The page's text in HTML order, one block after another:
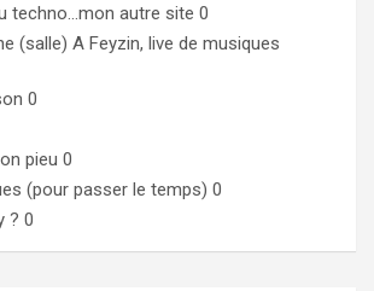
techno…mon autre site 0
(salle) A Feyzin, live de musiques
0
pieu 0
(pour passer le temps) 0
? 0